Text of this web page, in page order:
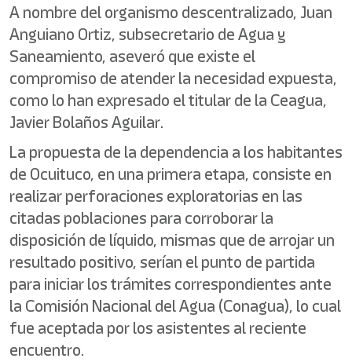
A nombre del organismo descentralizado, Juan
Anguiano Ortiz, subsecretario de Agua y
Saneamiento, aseveró que existe el
compromiso de atender la necesidad expuesta,
como lo han expresado el titular de la Ceagua,
Javier Bolaños Aguilar.
La propuesta de la dependencia a los habitantes
de Ocuituco, en una primera etapa, consiste en
realizar perforaciones exploratorias en las
citadas poblaciones para corroborar la
disposición de líquido, mismas que de arrojar un
resultado positivo, serían el punto de partida
para iniciar los trámites correspondientes ante
la Comisión Nacional del Agua (Conagua), lo cual
fue aceptada por los asistentes al reciente
encuentro.